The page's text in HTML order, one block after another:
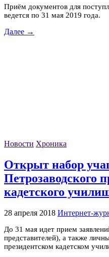
Приём документов для
ведется по 31 мая 2019 года.
Далее →
Новости Хроника
Открыт набор
Петрозаводского
кадетского
28 апреля 2018 Интернет-
До 31 мая идет прием
представителей), а также
президентском кадетском